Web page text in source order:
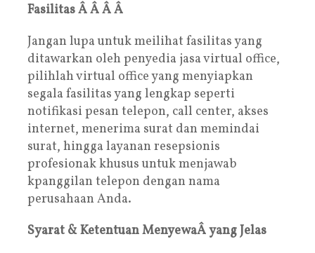
Fasilitas Â Â Â Â
Jangan lupa untuk meilihat fasilitas yang
ditawarkan oleh penyedia jasa virtual office,
pilihlah virtual office yang menyiapkan
segala fasilitas yang lengkap seperti
notifikasi pesan telepon, call center, akses
internet, menerima surat dan memindai
surat, hingga layanan resepsionis
profesionak khusus untuk menjawab
kpanggilan telepon dengan nama
perusahaan Anda.
Syarat & Ketentuan MenyewaÂ yang Jelas